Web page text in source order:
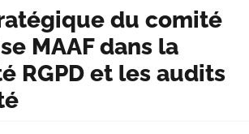
du comité
MAAF dans la
RGPD et les audits